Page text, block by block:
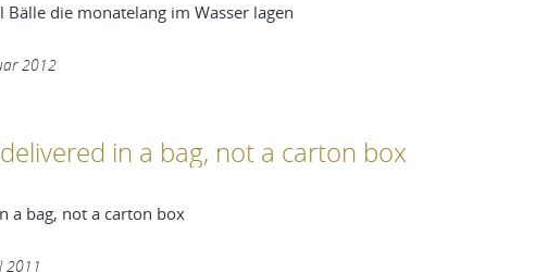
die monatelang im Wasser lagen
2012
in a bag, not a carton box
a bag, not a carton box
2011